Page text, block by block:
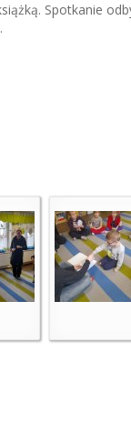
Spotkanie